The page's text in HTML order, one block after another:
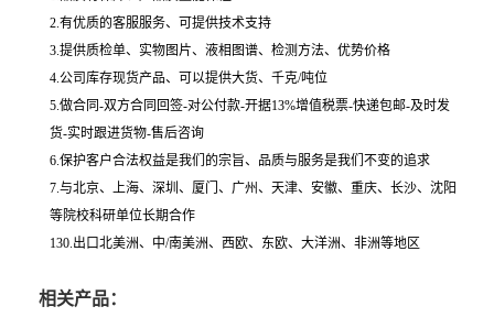
2.有优质的客服服务、可提供技术支持
3.提供质检单、实物图片、液相图谱、检测方法、优势价格
4.公司库存现货产品、可以提供大货、千克/吨位
5.做合同-双方合同回签-对公付款-开据13%增值税票-快递包邮-及时发
货-实时跟进货物-售后咨询
6.保护客户合法权益是我们的宗旨、品质与服务是我们不变的追求
7.与北京、上海、深圳、厦门、广州、天津、安徽、重庆、长沙、沈阳
等院校科研单位长期合作
130.出口北美洲、中/南美洲、西欧、东欧、大洋洲、非洲等地区
相关产品：